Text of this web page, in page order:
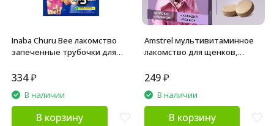
Inaba Churu Bee лакомство
запеченные трубочки для
для здоровья кожи с
334₽
В наличии
В корзину
Amstrel мультивитаминное
лакомство для щенков,
собак "Здоровье и развитие"
таблеток
249 ₽
В наличии
В корзину